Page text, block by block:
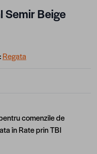
Semir Beige
Regata
comenzile de
în Rate prin TBI